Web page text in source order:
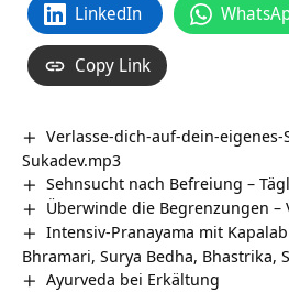
LinkedIn
Copy Link
Verlasse-dich-auf-dein-
Sukadev.mp3
Sehnsucht nach Befreiung –
Überwinde die Begrenzungen –
Intensiv-Pranayama mit
Bhramari, Surya Bedha, Bhastrika,
Ayurveda bei Erkältung